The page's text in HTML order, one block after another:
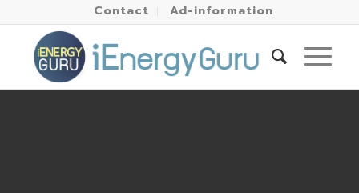
Contact Ad-information